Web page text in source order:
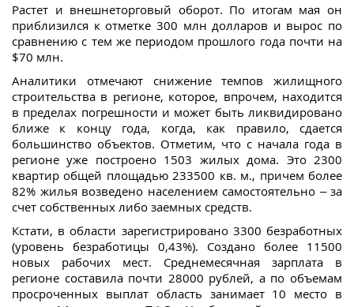
Растет и внешнеторговый оборот. По итогам мая он
приблизился к отметке 300 млн долларов и вырос по
сравнению с тем же периодом прошлого года почти на
$70 млн.
Аналитики отмечают снижение темпов жилищного
строительства в регионе, которое, впрочем, находится
в пределах погрешности и может быть ликвидировано
ближе к концу года, когда, как правило, сдается
большинство объектов. Отметим, что с начала года в
регионе уже построено 1503 жилых дома. Это 2300
квартир общей площадью 233500 кв. м., причем более
82% жилья возведено населением самостоятельно – за
счет собственных либо заемных средств.
Кстати, в области зарегистрировано 3300 безработных
(уровень безработицы 0,43%). Создано более 11500
новых рабочих мест. Среднемесячная зарплата в
регионе составила почти 28000 рублей, а по объемам
просроченных выплат область занимает 10 место в